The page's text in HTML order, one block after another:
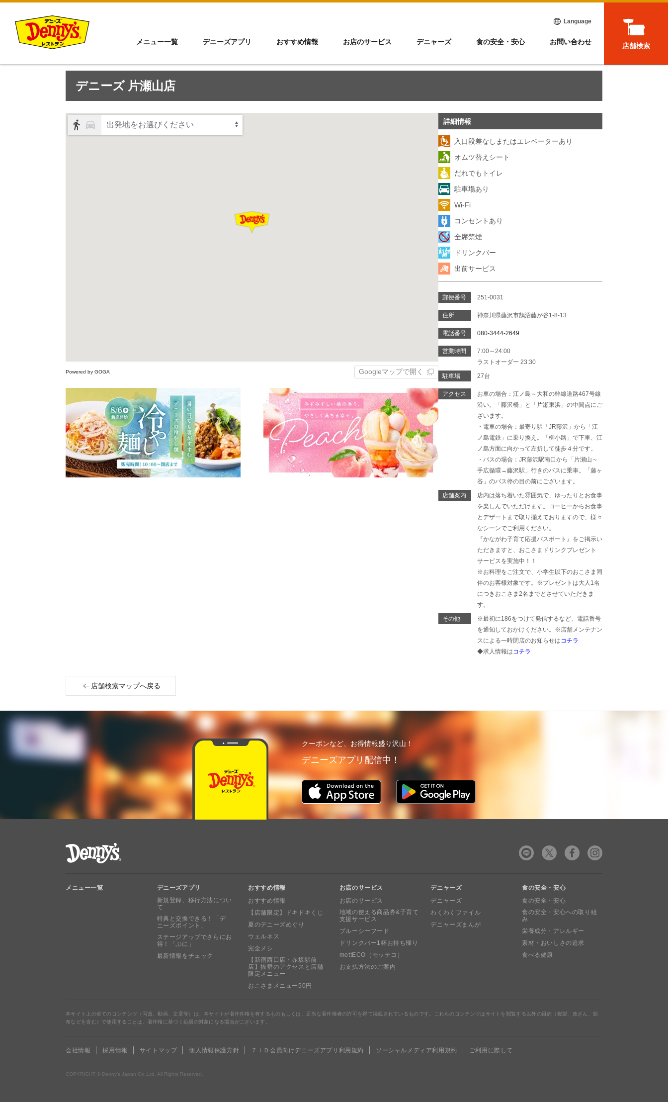
メニュー一覧 デニーズアプリ おすすめ情報 お店のサービス デニャーズ 食の安全・安心 お問い合わせ
Language
店舗検索
デニーズ 片瀬山店
出発地をお選びください
Powered by GOGA Googleマップで開く
詳細情報
入口段差なしまたはエレベーターあり
オムツ替えシート
だれでもトイレ
駐車場あり
Wi-Fi
コンセントあり
全席禁煙
ドリンクバー
出前サービス
郵便番号 251-0031
住所 神奈川県藤沢市鵠沼藤が谷1-8-13
電話番号 080-3444-2649
営業時間
7:00～24:00
ラストオーダー 23:30
駐車場
27台
アクセス
お車の場合：江ノ島～大和の幹線道路467号線
沿い。「藤沢橋」と「片瀬東浜」の中間点にご
ざいます。
・電車の場合：最寄り駅「JR藤沢」から「江
ノ島電鉄」に乗り換え。「柳小路」で下車、江
ノ島方面に向かって左折して徒歩４分です。
・バスの場合：JR藤沢駅南口から「片瀬山～
手広循環→藤沢駅」行きのバスに乗車。「藤ヶ
谷」のバス停の目の前にございます。
店舗案内
店内は落ち着いた雰囲気で、ゆったりとお食事
を楽しんでいただけます。コーヒーからお食事
とデザートまで取り揃えておりますので、様々
なシーンでご利用ください。
『かながわ子育て応援パスポート』をご掲示い
ただきますと、おこさまドリンクプレゼント
サービスを実施中！！
※お料理をご注文で、小学生以下のおこさま同
伴のお客様対象です。※プレゼントは大人1名
につきおこさま2名までとさせていただきま
す。
その他
※最初に186をつけて発信するなど、電話番号
を通知しておかけください。※店舗メンテナン
スによる一時閉店のお知らせはコチラ
◆求人情報はコチラ
店舗検索マップへ戻る
クーポンなど、お得情報盛り沢山！
デニーズアプリ配信中！
メニュー一覧
デニーズアプリ
新規登録、移行方法につい
て
特典と交換できる！「デ
ニーズポイント」
ステージアップでさらにお
得！「ぷに」
最新情報をチェック
おすすめ情報
おすすめ情報
【店舗限定】ドキドキくじ
夏のデニーズめぐり
ウェルネス
完全メシ
【新宿西口店・赤坂駅前
店】抜群のアクセスと店舗
限定メニュー
おこさまメニュー50円
お店のサービス
お店のサービス
地域の使える商品券&子育て
支援サービス
ブルーシーフード
ドリンクバー1杯お持ち帰り
mottECO（モッテコ）
お支払方法のご案内
デニャーズ
デニャーズ
わくわくファイル
デニャーズまんが
食の安全・安心
食の安全・安心
食の安全・安心への取り組
み
栄養成分・アレルギー
素材・おいしさの追求
食べる健康
本サイト上の全てのコンテンツ（写真、動画、文章等）は、本サイトが著作件権を有するものもしくは、正当な著作権者の許可を得て掲載されているものです。これらのコンテンツはサイトを閲覧する以外の目的（複製、改ざん、頒
布などを含む）で使用することは、著作権に基づく処罰の対象になる場合がございます。
会社情報 採用情報 サイトマップ 個人情報保護方針 ７ｉＤ会員向けデニーズアプリ利用規約 ソーシャルメディア利用規約 ご利用に際して
COPYRIGHT © Denny’s Japan Co.,Ltd. All Rights Reserved.